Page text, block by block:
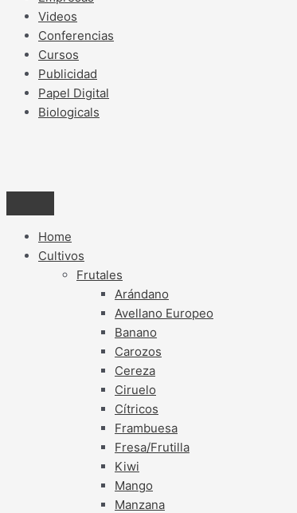
Videos
Conferencias
Cursos
Publicidad
Papel Digital
Biologicals
Home
Cultivos
Frutales
Arándano
Avellano Europeo
Banano
Carozos
Cereza
Ciruelo
Cítricos
Frambuesa
Fresa/Frutilla
Kiwi
Mango
Manzana